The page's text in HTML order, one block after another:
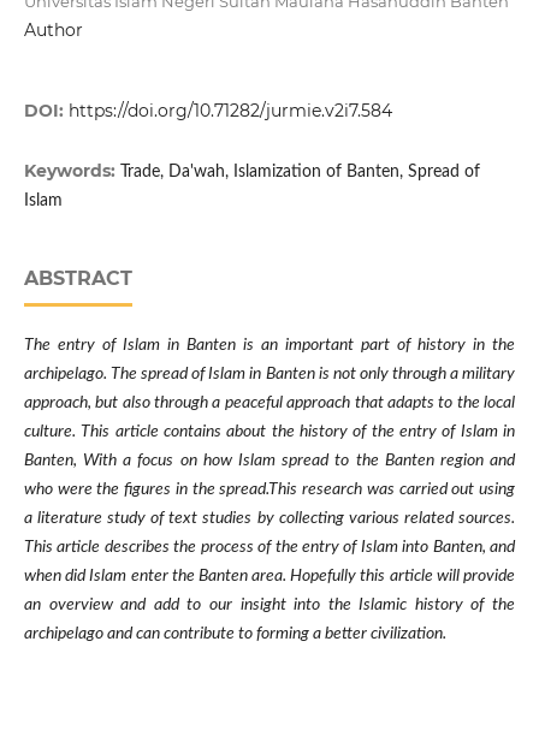
Author
DOI: https://doi.org/10.71282/jurmie.v2i7.584
Keywords:
Trade, Da'wah, Islamization of Banten, Spread of
Islam
ABSTRACT
The entry of Islam in Banten is an important part of history in the
archipelago. The spread of Islam in Banten is not only through a military
approach, but also through a peaceful approach that adapts to the local
culture. This article contains about the history of the entry of Islam in
Banten, With a focus on how Islam spread to the Banten region and
who were the figures in the spread.This research was carried out using
a literature study of text studies by collecting various related sources.
This article describes the process of the entry of Islam into Banten, and
when did Islam enter the Banten area. Hopefully this article will provide
an overview and add to our insight into the Islamic history of the
archipelago and can contribute to forming a better civilization.